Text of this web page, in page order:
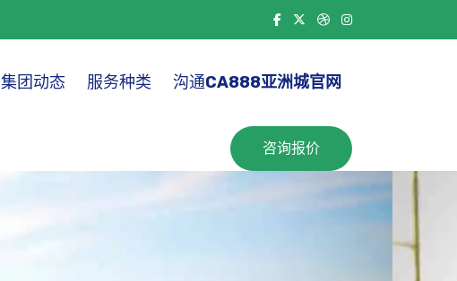
集团动态 服务种类 沟通CA888亚洲城官网
咨询报价